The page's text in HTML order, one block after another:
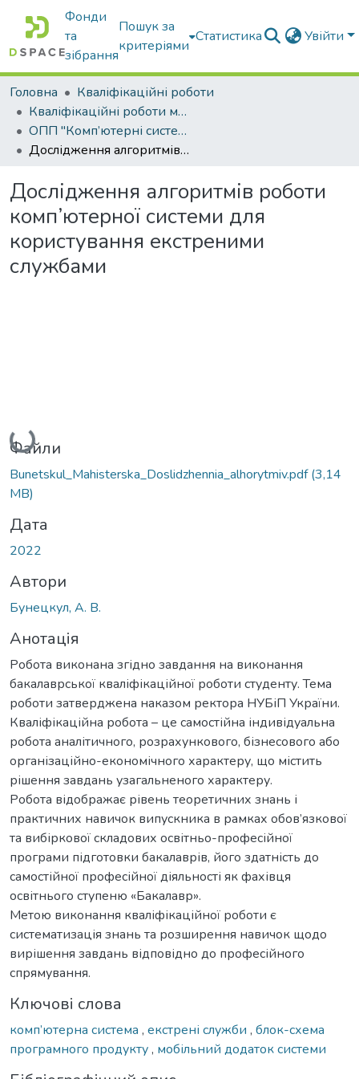
Фонди
та
зібрання
Пошук за
критеріями
Статистика Увійти
Головна
Кваліфікаційні роботи
Кваліфікаційні роботи магістрів
ОПП "Комп’ютерні системи і мережі"
Дослідження алгоритмів роботи комп’ютерної системи для користування екстреними службами
Дослідження алгоритмів роботи
комп’ютерної системи для
користування екстреними
службами
Вантажиться...
Файли
Bunetskul_Мahisterska_Doslidzhennia_alhorytmiv.pdf(3,14
MB)
Дата
2022
Автори
Бунецкул, А. В.
Анотація
Робота виконана згідно завдання на виконання
бакалаврської кваліфікаційної роботи студенту. Тема
роботи затверджена наказом ректора НУБіП України.
Кваліфікаційна робота – це самостійна індивідуальна
робота аналітичного, розрахункового, бізнесового або
організаційно-економічного характеру, що містить
рішення завдань узагальненого характеру.
Робота відображає рівень теоретичних знань і
практичних навичок випускника в рамках обов’язкової
та вибіркової складових освітньо-професійної
програми підготовки бакалаврів, його здатність до
самостійної професійної діяльності як фахівця
освітнього ступеню «Бакалавр».
Метою виконання кваліфікаційної роботи є
систематизація знань та розширення навичок щодо
вирішення завдань відповідно до професійного
спрямування.
Ключові слова
комп’ютерна система , екстрені служби , блок-схема
програмного продукту, мобільний додаток системи